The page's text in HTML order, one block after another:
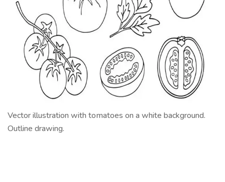
Vector illustration with tomatoes on a white background.
Outline drawing.